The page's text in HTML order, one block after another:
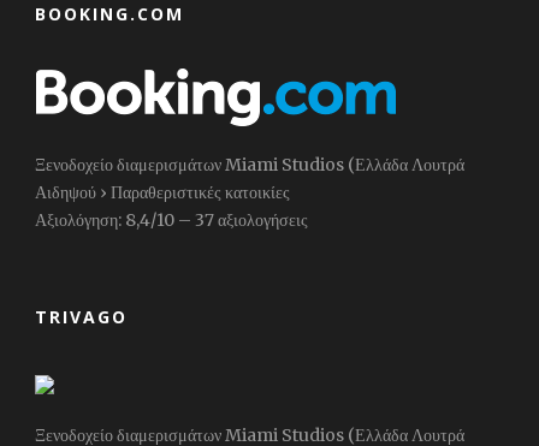
BOOKING.COM
Ξενοδοχείο διαμερισμάτων Miami Studios (Ελλάδα Λουτρά
Αιδηψού › Παραθεριστικές κατοικίες
Αξιολόγηση: 8,4/10 – ‎37 αξιολογήσεις
TRIVAGO
Ξενοδοχείο διαμερισμάτων Miami Studios (Ελλάδα Λουτρά